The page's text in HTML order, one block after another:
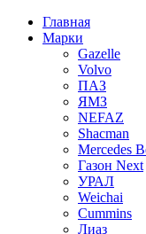
Главная
Марки
Gazelle
Volvo
ПАЗ
ЯМЗ
NEFAZ
Shacman
Mercedes
Газон Next
УРАЛ
Weichai
Cummins
Лиаз